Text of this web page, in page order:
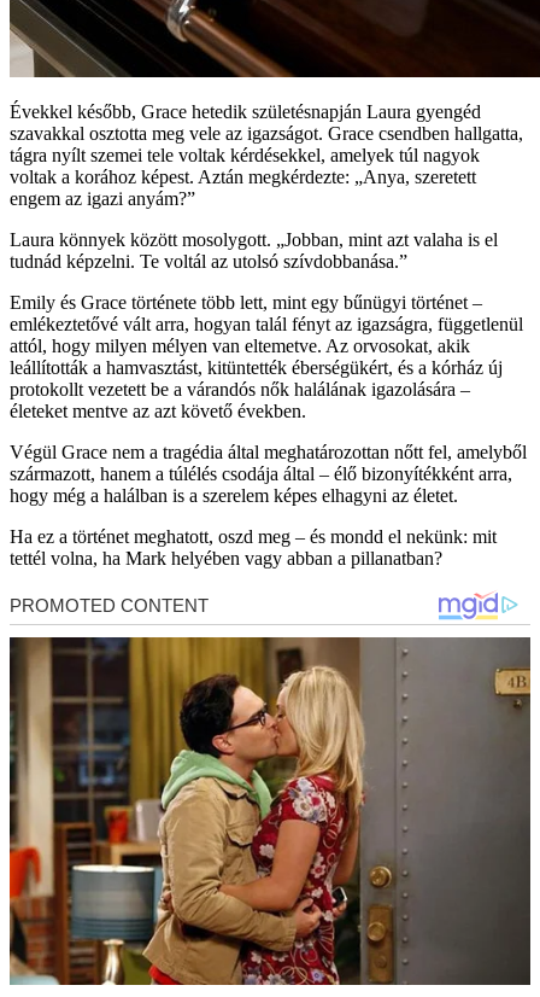
Évekkel később, Grace hetedik születésnapján Laura gyengéd
szavakkal osztotta meg vele az igazságot. Grace csendben hallgatta,
tágra nyílt szemei ​​tele voltak kérdésekkel, amelyek túl nagyok
voltak a korához képest. Aztán megkérdezte: „Anya, szeretett
engem az igazi anyám?”
Laura könnyek között mosolygott. „Jobban, mint azt valaha is el
tudnád képzelni. Te voltál az utolsó szívdobbanása.”
Emily és Grace története több lett, mint egy bűnügyi történet –
emlékeztetővé vált arra, hogyan talál fényt az igazságra, függetlenül
attól, hogy milyen mélyen van eltemetve. Az orvosokat, akik
leállították a hamvasztást, kitüntették éberségükért, és a kórház új
protokollt vezetett be a várandós nők halálának igazolására –
életeket mentve az azt követő években.
Végül Grace nem a tragédia által meghatározottan nőtt fel, amelyből
származott, hanem a túlélés csodája által – élő bizonyítékként arra,
hogy még a halálban is a szerelem képes elhagyni az életet.
Ha ez a történet meghatott, oszd meg – és mondd el nekünk: mit
tettél volna, ha Mark helyében vagy abban a pillanatban?